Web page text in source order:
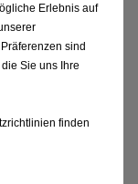
Erlebnis auf
sind
Sie uns Ihre
finden